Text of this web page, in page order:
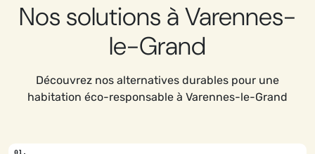
Nos solutions à Varennes-
le-Grand
Découvrez nos alternatives durables pour une
habitation éco-responsable à Varennes-le-Grand